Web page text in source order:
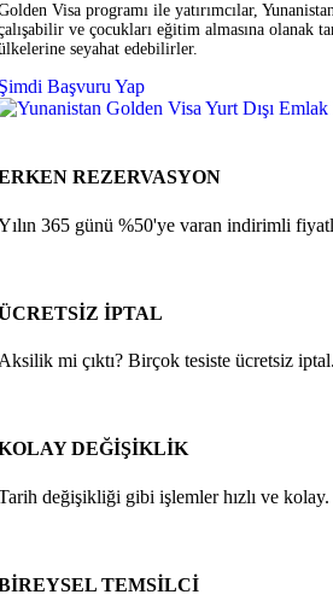
Visa programı ile yatırımcılar,
ve çocukları eğitim almasına olanak
seyahat edebilirler.
Başvuru Yap
REZERVASYON
365 günü %50'ye varan indirimli
İPTAL
mi çıktı? Birçok tesiste ücretsiz iptal.
DEĞİŞİKLİK
değişikliği gibi işlemler hızlı ve kolay.
TEMSİLCİ